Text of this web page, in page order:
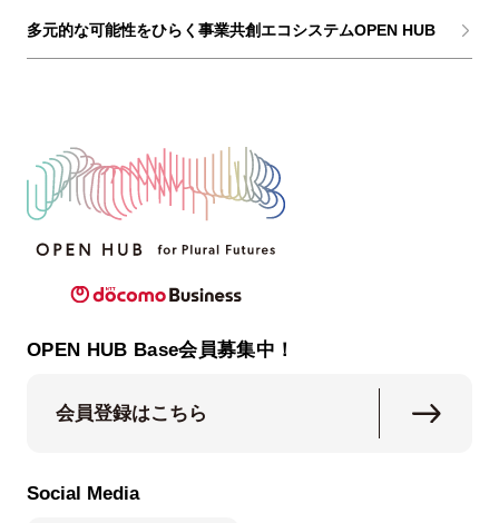
多元的な可能性をひらく事業共創エコシステムOPEN HUB
OPEN HUB Base会員募集中！
会員登録はこちら
Social Media